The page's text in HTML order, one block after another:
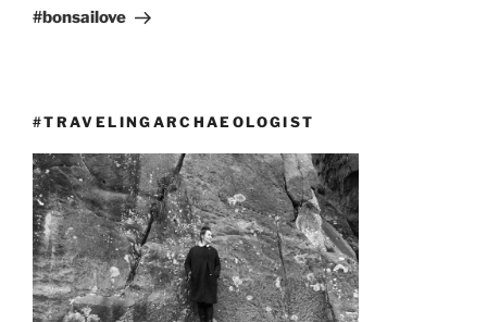
Beitrag
#bonsailove
#TRAVELINGARCHAEOLOGIST